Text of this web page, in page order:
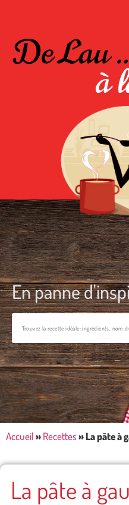
En panne
Accueil»Recettes»La pâte à
La pâte à